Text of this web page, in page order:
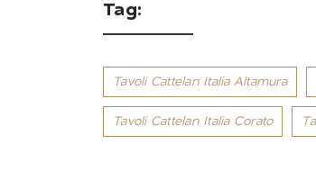
Tag:
Tavoli Cattelan Italia Altamura
Tavoli Cattelan Italia Corato